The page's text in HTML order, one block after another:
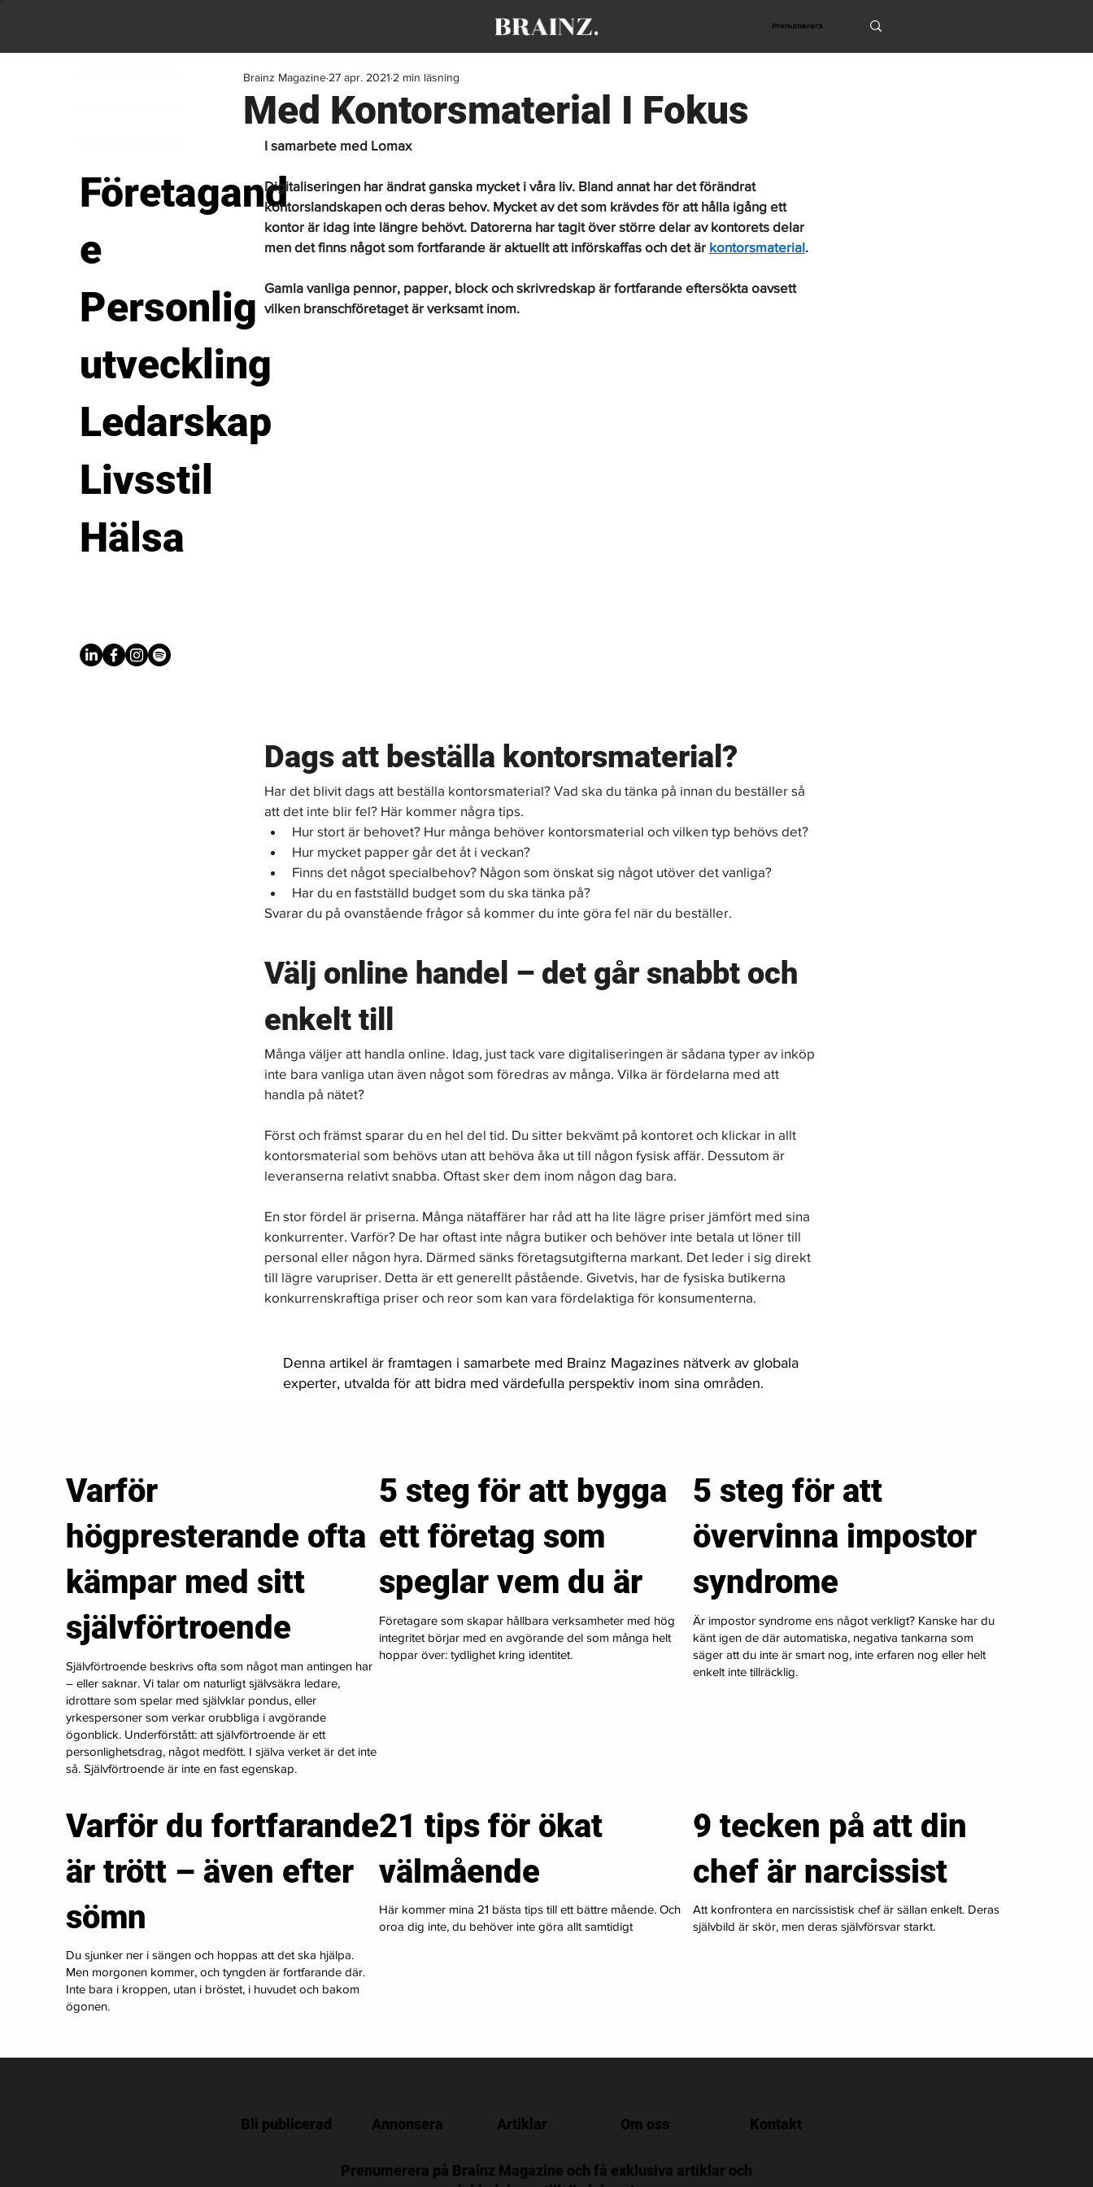
Prenumerera
Företagand
e
Personlig
utveckling
Ledarskap
Livsstil
Hälsa
Med‌ ‌Kontorsmaterial‌ ‌I ‌Fokus‌
Brainz Magazine 27 apr. 2021 2 min läsning
I samarbete med Lomax
Digitaliseringen har ändrat ganska mycket i våra liv. Bland annat har det förändrat
kontorslandskapen och deras behov. Mycket av det som krävdes för att hålla igång ett
kontor är idag inte längre behövt. Datorerna har tagit över större delar av kontorets delar
men det finns något som fortfarande är aktuellt att införskaffas och det är kontorsmaterial.
Gamla vanliga pennor, papper, block och skrivredskap är fortfarande eftersökta oavsett
vilken branschföretaget är verksamt inom.
Dags att beställa kontorsmaterial?
Har det blivit dags att beställa kontorsmaterial? Vad ska du tänka på innan du beställer så
att det inte blir fel? Här kommer några tips.
Hur stort är behovet? Hur många behöver kontorsmaterial och vilken typ behövs det?
Hur mycket papper går det åt i veckan?
Finns det något specialbehov? Någon som önskat sig något utöver det vanliga?
Har du en fastställd budget som du ska tänka på?
Svarar du på ovanstående frågor så kommer du inte göra fel när du beställer.
Välj online handel – det går snabbt och
enkelt till
Många väljer att handla online. Idag, just tack vare digitaliseringen är sådana typer av inköp
inte bara vanliga utan även något som föredras av många. Vilka är fördelarna med att
handla på nätet?
Först och främst sparar du en hel del tid. Du sitter bekvämt på kontoret och klickar in allt
kontorsmaterial som behövs utan att behöva åka ut till någon fysisk affär. Dessutom är
leveranserna relativt snabba. Oftast sker dem inom någon dag bara.
En stor fördel är priserna. Många nätaffärer har råd att ha lite lägre priser jämfört med sina
konkurrenter. Varför? De har oftast inte några butiker och behöver inte betala ut löner till
personal eller någon hyra. Därmed sänks företagsutgifterna markant. Det leder i sig direkt
till lägre varupriser. Detta är ett generellt påstående. Givetvis, har de fysiska butikerna
konkurrenskraftiga priser och reor som kan vara fördelaktiga för konsumenterna.
Denna artikel är framtagen i samarbete med Brainz Magazines nätverk av globala
experter, utvalda för att bidra med värdefulla perspektiv inom sina områden.
Varför
högpresterande ofta
kämpar med sitt
självförtroende
Självförtroende beskrivs ofta som något man antingen har
– eller saknar. Vi talar om naturligt självsäkra ledare,
idrottare som spelar med självklar pondus, eller
yrkespersoner som verkar orubbliga i avgörande
ögonblick. Underförstått: att självförtroende är ett
personlighetsdrag, något medfött. I själva verket är det inte
så. Självförtroende är inte en fast egenskap.
5 steg för att bygga
ett företag som
speglar vem du är
Företagare som skapar hållbara verksamheter med hög
integritet börjar med en avgörande del som många helt
hoppar över: tydlighet kring identitet.
5 steg för att
övervinna impostor
syndrome
Är impostor syndrome ens något verkligt? Kanske har du
känt igen de där automatiska, negativa tankarna som
säger att du inte är smart nog, inte erfaren nog eller helt
enkelt inte tillräcklig.
Varför du fortfarande
är trött – även efter
sömn
Du sjunker ner i sängen och hoppas att det ska hjälpa.
Men morgonen kommer, och tyngden är fortfarande där.
Inte bara i kroppen, utan i bröstet, i huvudet och bakom
ögonen.
21 tips för ökat
välmående
Här kommer mina 21 bästa tips till ett bättre mående. Och
oroa dig inte, du behöver inte göra allt samtidigt
9 tecken på att din
chef är narcissist
Att konfrontera en narcissistisk chef är sällan enkelt. Deras
självbild är skör, men deras självförsvar starkt.
Bli publicerad Annonsera Artiklar Om oss Kontakt
Prenumerera på Brainz Magazine och få exklusiva artiklar och